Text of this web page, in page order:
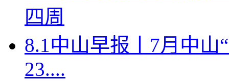
四周
8.1中山早报丨7月中山
23....